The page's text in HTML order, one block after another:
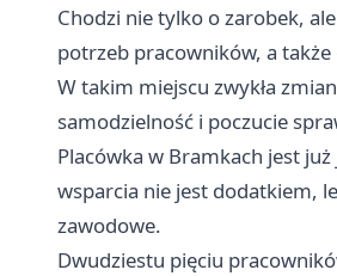
Chodzi nie tylko o zarobek,
potrzeb pracowników, a
W takim miejscu zwykła
samodzielność i poczucie
Placówka w Bramkach jest
wsparcia nie jest dodatkiem,
zawodowe.
Dwudziestu pięciu